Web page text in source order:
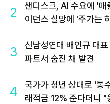
2
샌디스크, AI 수요에 '
이던스 실망에 '주가는
3
신남성연대 배인규 대
파트서 숨진 채 발견
4
국가가 청년 상대로 '통
래적금 12% 준다더니 "